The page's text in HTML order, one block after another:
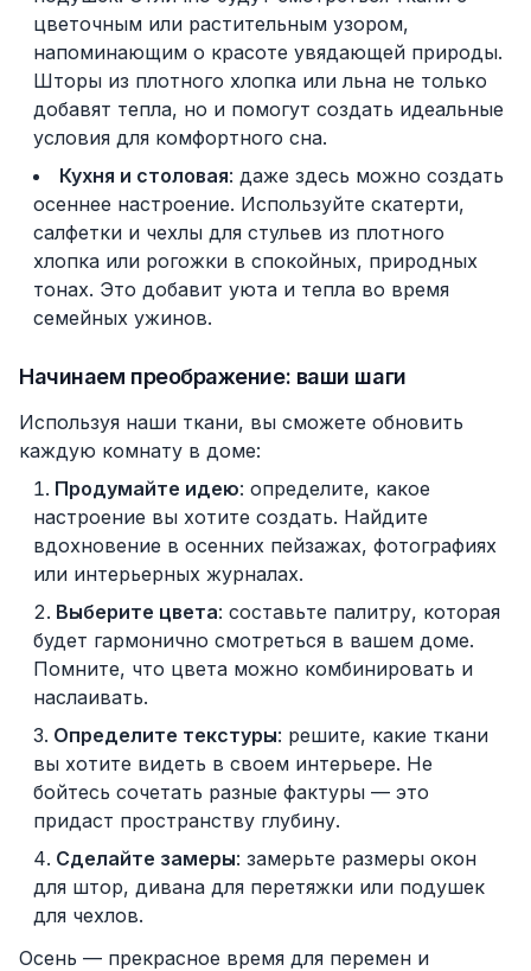
цветочным или растительным узором,
напоминающим о красоте увядающей природы.
Шторы из плотного хлопка или льна не только
добавят тепла, но и помогут создать идеальные
условия для комфортного сна.
Кухня и столовая: даже здесь можно создать
осеннее настроение. Используйте скатерти,
салфетки и чехлы для стульев из плотного
хлопка или рогожки в спокойных, природных
тонах. Это добавит уюта и тепла во время
семейных ужинов.
Начинаем преображение: ваши шаги
Используя наши ткани, вы сможете обновить
каждую комнату в доме:
Продумайте идею: определите, какое
настроение вы хотите создать. Найдите
вдохновение в осенних пейзажах, фотографиях
или интерьерных журналах.
Выберите цвета: составьте палитру, которая
будет гармонично смотреться в вашем доме.
Помните, что цвета можно комбинировать и
наслаивать.
Определите текстуры: решите, какие ткани
вы хотите видеть в своем интерьере. Не
бойтесь сочетать разные фактуры — это
придаст пространству глубину.
Сделайте замеры: замерьте размеры окон
для штор, дивана для перетяжки или подушек
для чехлов.
Осень — прекрасное время для перемен и